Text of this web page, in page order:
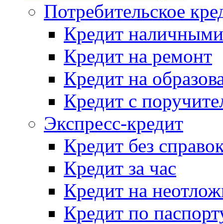
Потребительское
Кредит наличными
Кредит на ремонт
Кредит на
Кредит с
Экспресс-кредит
Кредит без
Кредит за час
Кредит на
Кредит по